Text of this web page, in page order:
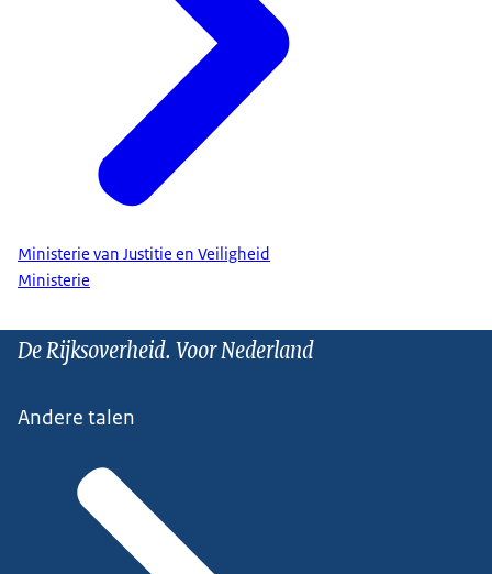
Ministerie van Justitie en Veiligheid
Ministerie
De Rijksoverheid. Voor Nederland
Andere talen